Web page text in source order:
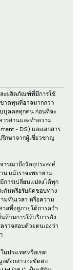
ะผลิตภัณฑ์ที่มีการใช้
ขาดทุนที่อาจมากกว่า
บบุคคลทุกคน ก่อนที่จะ
วรอ่านและทำความ
- DS) และเอกสาร
รึกษาจากผู้เชี่ยวชาญ
ารณาถึงวัตถุประสงค์
น แม้เราจะพยายาม
การเปลี่ยนแปลงได้ทุก
กันหรือรับผิดชอบทาง
มทันเวลา หรือความ
าลที่อยู่ภายใต้การคว่ำ
ห้ามการให้บริการดัง
รวจสอบด้วยตนเองว่า
นประเทศหรือเขต
ลดังกล่าวจะขัดต่อ